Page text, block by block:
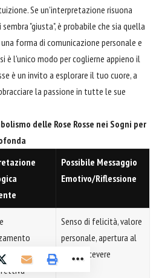
Se un'interpretazione risuona
"giusta", è probabile che sia quella
forma di comunicazione personale e
è l'unico modo per coglierne appieno il
è un invito a esplorare il tuo cuore, a
la passione in tutte le sue
delle Rose Rosse nei Sogni per
Possibile Messaggio
Emotivo/Riflessione
nuova
Senso di felicità, valore
personale, apertura al
dare e ricevere